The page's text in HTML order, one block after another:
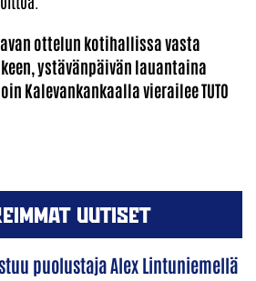
ottelun kotihallissa vasta
ystävänpäivän lauantaina
Kalevankankaalla vierailee TUTO
UUTISET
puolustaja Alex Lintuniemellä